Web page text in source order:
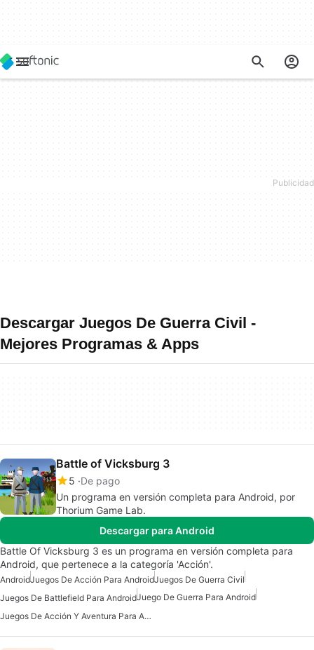
Descargar Juegos De Guerra Civil -
Mejores Programas & Apps
Battle of Vicksburg 3
5 De pago
Un programa en versión completa para Android, por
Thorium Game Lab.
Descargar para Android
Battle Of Vicksburg 3 es un programa en versión completa para
Android, que pertenece a la categoría 'Acción'.
AndroidJuegos De Acción Para AndroidJuegos De Guerra Civil
Juegos De Battlefield Para AndroidJuego De Guerra Para Android
Juegos De Acción Y Aventura Para Android